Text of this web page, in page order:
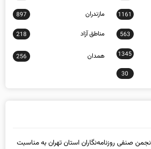
1161 مازندران 897
563 مناطق آزاد 218
1345 همدان 256
30
انجمن صنفی روزنامه‌نگاران استان تهران به مناسبت